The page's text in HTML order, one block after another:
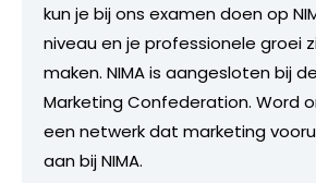
kun je bij ons examen doen op
niveau en je professionele groei
maken. NIMA is aangesloten bij
Marketing Confederation. Word
een netwerk dat marketing
aan bij NIMA.